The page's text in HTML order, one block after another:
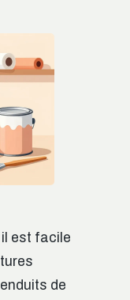
est facile
de